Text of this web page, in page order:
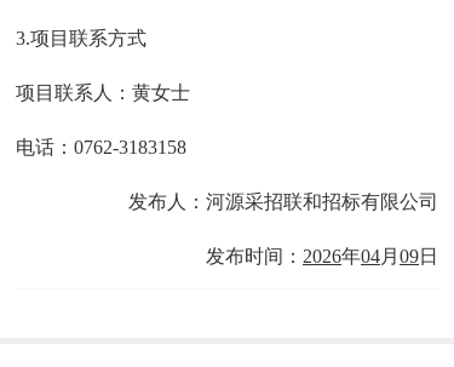
3.项目联系方式
项目联系人： 黄女士
电话： 0762-3183158
发布人：河源采招联和招标有限公司
发布时间： 2026年04月 09日